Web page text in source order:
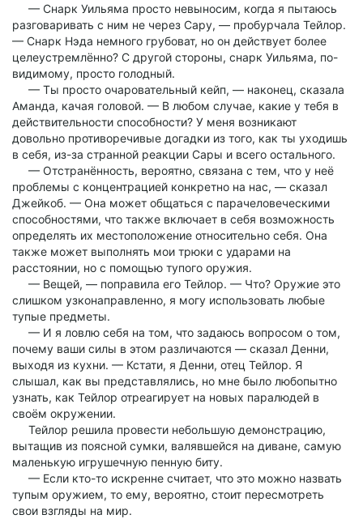
— Снарк Уильяма просто невыносим, когда я пытаюсь
разговаривать с ним не через Сару, — пробурчала Тейлор.
— Снарк Нэда немного грубоват, но он действует более
целеустремлённо? С другой стороны, снарк Уильяма, по-
видимому, просто голодный.
— Ты просто очаровательный кейп, — наконец, сказала
Аманда, качая головой. — В любом случае, какие у тебя в
действительности способности? У меня возникают
довольно противоречивые догадки из того, как ты уходишь
в себя, из-за странной реакции Сары и всего остального.
— Отстранённость, вероятно, связана с тем, что у неё
проблемы с концентрацией конкретно на нас, — сказал
Джейкоб. — Она может общаться с парачеловеческими
способностями, что также включает в себя возможность
определять их местоположение относительно себя. Она
также может выполнять мои трюки с ударами на
расстоянии, но с помощью тупого оружия.
— Вещей, — поправила его Тейлор. — Что? Оружие это
слишком узконаправленно, я могу использовать любые
тупые предметы.
— И я ловлю себя на том, что задаюсь вопросом о том,
почему ваши силы в этом различаются — сказал Денни,
выходя из кухни. — Кстати, я Денни, отец Тейлор. Я
слышал, как вы представлялись, но мне было любопытно
узнать, как Тейлор отреагирует на новых паралюдей в
своём окружении.
Тейлор решила провести небольшую демонстрацию,
вытащив из поясной сумки, валявшейся на диване, самую
маленькую игрушечную пенную биту.
— Если кто-то искренне считает, что это можно назвать
тупым оружием, то ему, вероятно, стоит пересмотреть
свои взгляды на мир.